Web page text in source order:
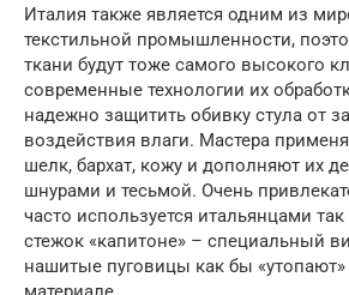
Италия также является одним из
текстильной промышленности,
ткани будут тоже самого высокого
современные технологии их
надежно защитить обивку стула от
воздействия влаги. Мастера
шелк, бархат, кожу и дополняют их
шнурами и тесьмой. Очень
часто используется итальянцами
стежок «капитоне» – специальный
нашитые пуговицы как бы